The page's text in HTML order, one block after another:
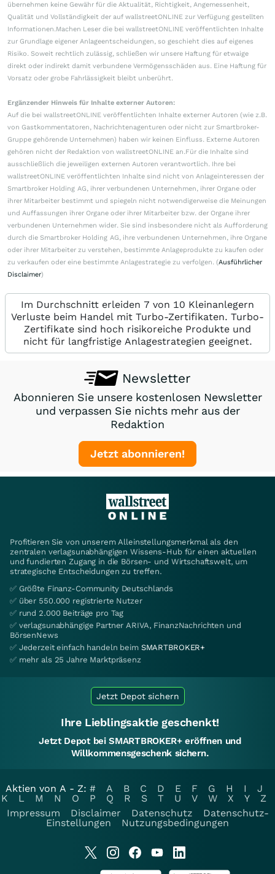
übernehmen keine Gewähr für die Aktualität, Richtigkeit, Angemessenheit,
Qualität und Vollständigkeit der auf wallstreetONLINE zur Verfügung gestellten
Informationen.Machen Leser die bei wallstreetONLINE veröffentlichten Inhalte
zur Grundlage eigener Anlageentscheidungen, so geschieht dies auf eigenes
Risiko. Soweit rechtlich zulässig, schließen wir unsere Haftung für etwaige
direkt oder indirekt damit verbundene Vermögensschäden aus. Eine Haftung für
Vorsatz oder grobe Fahrlässigkeit bleibt unberührt.
Ergänzender Hinweis für Inhalte externer Autoren:
Auf die bei wallstreetONLINE veröffentlichten Inhalte externer Autoren (wie z.B.
von Gastkommentatoren, Nachrichtenagenturen oder nicht zur Smartbroker-
Gruppe gehörende Unternehmen) haben wir keinen Einfluss. Externe Autoren
gehören nicht der Redaktion von wallstreetONLINE an.Für die Inhalte sind
ausschließlich die jeweiligen externen Autoren verantwortlich. Ihre bei
wallstreetONLINE veröffentlichten Inhalte sind nicht von Anlageinteressen der
Smartbroker Holding AG, ihrer verbundenen Unternehmen, ihrer Organe oder
ihrer Mitarbeiter bestimmt und spiegeln nicht notwendigerweise die Meinungen
und Auffassungen ihrer Organe oder ihrer Mitarbeiter bzw. der Organe ihrer
verbundenen Unternehmen wider. Sie sind insbesondere nicht als Aufforderung
durch die Smartbroker Holding AG, ihre verbundenen Unternehmen, ihre Organe
oder ihrer Mitarbeiter zu verstehen, bestimmte Anlageprodukte zu kaufen oder
zu verkaufen oder eine bestimmte Anlagestrategie zu verfolgen. (Ausführlicher
Disclaimer)
Im Durchschnitt erleiden 7 von 10 Kleinanlegern
Verluste beim Handel mit Turbo-Zertifikaten. Turbo-
Zertifikate sind hoch risikoreiche Produkte und
nicht für langfristige Anlagestrategien geeignet.
Newsletter
Abonnieren Sie unsere kostenlosen Newsletter
und verpassen Sie nichts mehr aus der
Redaktion
Jetzt abonnieren!
Profitieren Sie von unserem Alleinstellungsmerkmal als den
zentralen verlagsunabhängigen Wissens-Hub für einen aktuellen
und fundierten Zugang in die Börsen- und Wirtschaftswelt, um
strategische Entscheidungen zu treffen.
✅ Größte Finanz-Community Deutschlands
✅ über 550.000 registrierte Nutzer
✅ rund 2.000 Beiträge pro Tag
✅ verlagsunabhängige Partner ARIVA, FinanzNachrichten und
BörsenNews
✅ Jederzeit einfach handeln beim SMARTBROKER+
✅ mehr als 25 Jahre Marktpräsenz
Jetzt Depot sichern
Ihre Lieblingsaktie geschenkt!
Jetzt Depot bei SMARTBROKER+ eröffnen und
Willkommensgeschenk sichern.
Aktien von A - Z: # A B C D E F G H I
J
K
L M N O P Q R S T U V W X Y
Z
Impressum
Disclaimer Datenschutz
Datenschutz-
Einstellungen
Nutzungsbedingungen